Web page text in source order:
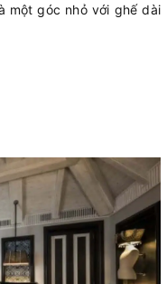
một góc nhỏ với ghế dài